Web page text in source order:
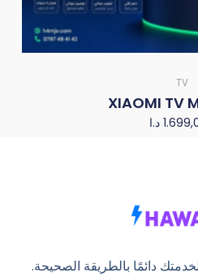
TV
XIAOMI TV
د.ا
دائمًا بالطريقة الصحيحة.